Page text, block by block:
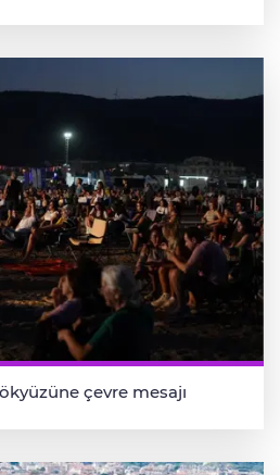
çevre mesajı